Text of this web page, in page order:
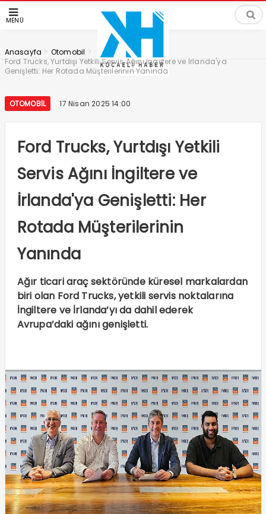
MENÜ
Anasayfa > Otomobil >
Ford Trucks, Yurtdışı Yetkili Servis Ağını İngiltere ve İrlanda'ya
Genişletti: Her Rotada Müşterilerinin Yanında
OTOMOBIL 17 Nisan 2025 14:00
Ford Trucks, Yurtdışı Yetkili
Servis Ağını İngiltere ve
İrlanda'ya Genişletti: Her
Rotada Müşterilerinin
Yanında
Ağır ticari araç sektöründe küresel markalardan
biri olan Ford Trucks, yetkili servis noktalarına
İngiltere ve İrlanda’yı da dahil ederek
Avrupa’daki ağını genişletti.